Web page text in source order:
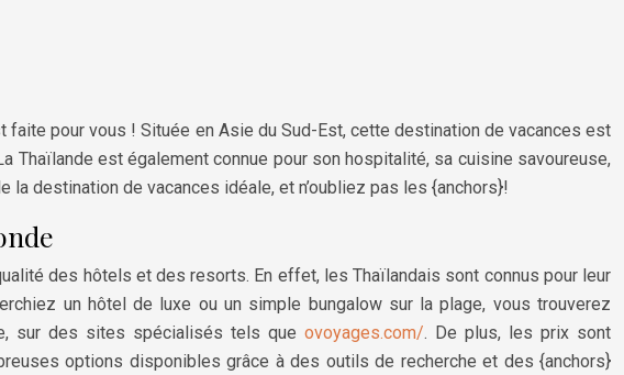
faite pour vous ! Située en Asie du Sud-Est, cette destination de vacances est
est également connue pour son hospitalité, sa cuisine savoureuse,
la destination de vacances idéale, et n’oubliez pas les {anchors}!
des hôtels et des resorts. En effet, les Thaïlandais sont connus pour leur
un hôtel de luxe ou un simple bungalow sur la plage, vous trouverez
sur des sites spécialisés tels que ovoyages.com/. De plus, les prix sont
options disponibles grâce à des outils de recherche et des {anchors}